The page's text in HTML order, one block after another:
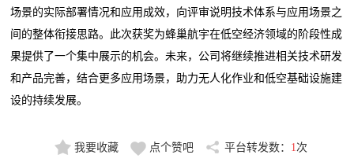
场景的实际部署情况和应用成效，向评审说明技术体系与应用场景之
间的整体衔接思路。此次获奖为蜂巢航宇在低空经济领域的阶段性成
果提供了一个集中展示的机会。未来，公司将继续推进相关技术研发
和产品完善，结合更多应用场景，助力无人化作业和低空基础设施建
设的持续发展。
我要收藏 点个赞吧 平台转发数： 1 次